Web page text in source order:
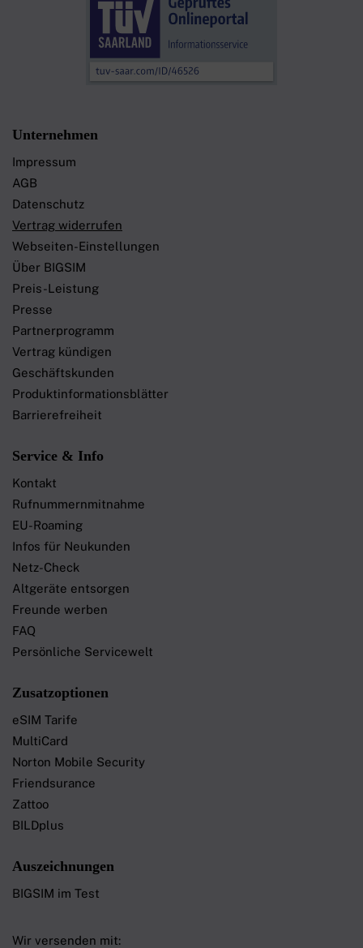
Unternehmen
Impressum
AGB
Datenschutz
Vertrag widerrufen
Webseiten-Einstellungen
Über BIGSIM
Preis-Leistung
Presse
Partnerprogramm
Vertrag kündigen
Geschäftskunden
Produktinformationsblätter
Barrierefreiheit
Service & Info
Kontakt
Rufnummernmitnahme
EU-Roaming
Infos für Neukunden
Netz-Check
Altgeräte entsorgen
Freunde werben
FAQ
Persönliche Servicewelt
Zusatzoptionen
eSIM Tarife
MultiCard
Norton Mobile Security
Friendsurance
Zattoo
BILDplus
Auszeichnungen
BIGSIM im Test
Wir versenden mit: